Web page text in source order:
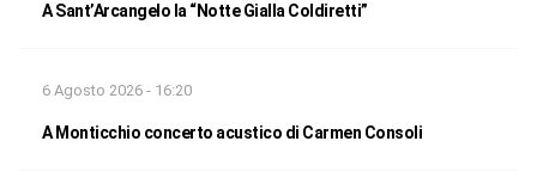
A Sant’Arcangelo la “Notte Gialla Coldiretti”
6 Agosto 2026 - 16:20
A Monticchio concerto acustico di Carmen Consoli